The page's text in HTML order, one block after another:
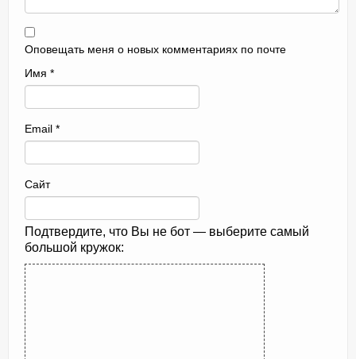
Оповещать меня о новых комментариях по почте
Имя *
Email *
Сайт
Подтвердите, что Вы не бот — выберите самый
большой кружок: